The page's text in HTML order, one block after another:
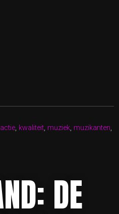
, kwaliteit, muziek, muzikanten,
DE